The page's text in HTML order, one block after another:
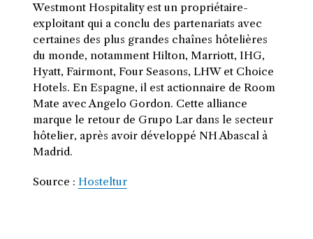
Westmont Hospitality est un propriétaire-
exploitant qui a conclu des partenariats avec
certaines des plus grandes chaînes hôtelières
du monde, notamment Hilton, Marriott, IHG,
Hyatt, Fairmont, Four Seasons, LHW et Choice
Hotels. En Espagne, il est actionnaire de Room
Mate avec Angelo Gordon. Cette alliance
marque le retour de Grupo Lar dans le secteur
hôtelier, après avoir développé NH Abascal à
Madrid.
Source : Hosteltur